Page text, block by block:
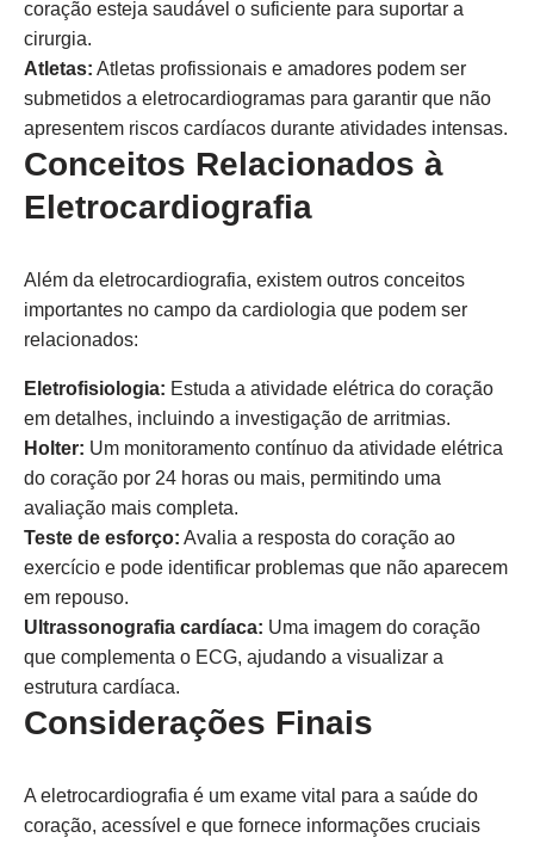
coração esteja saudável o suficiente para suportar a
cirurgia.
Atletas: Atletas profissionais e amadores podem ser
submetidos a eletrocardiogramas para garantir que não
apresentem riscos cardíacos durante atividades intensas.
Conceitos Relacionados à
Eletrocardiografia
Além da eletrocardiografia, existem outros conceitos
importantes no campo da cardiologia que podem ser
relacionados:
Eletrofisiologia: Estuda a atividade elétrica do coração
em detalhes, incluindo a investigação de arritmias.
Holter: Um monitoramento contínuo da atividade elétrica
do coração por 24 horas ou mais, permitindo uma
avaliação mais completa.
Teste de esforço: Avalia a resposta do coração ao
exercício e pode identificar problemas que não aparecem
em repouso.
Ultrassonografia cardíaca: Uma imagem do coração
que complementa o ECG, ajudando a visualizar a
estrutura cardíaca.
Considerações Finais
A eletrocardiografia é um exame vital para a saúde do
coração, acessível e que fornece informações cruciais